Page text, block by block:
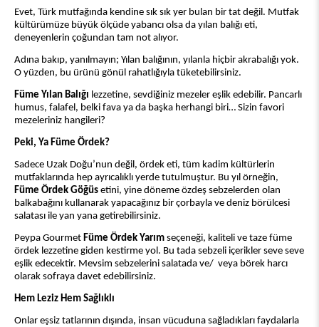
Evet, Türk mutfağında kendine sık sık yer bulan bir tat değil. Mutfak
kültürümüze büyük ölçüde yabancı olsa da yılan balığı eti,
deneyenlerin çoğundan tam not alıyor.
Adına bakıp, yanılmayın; Yılan balığının, yılanla hiçbir akrabalığı yok.
O yüzden, bu ürünü gönül rahatlığıyla tüketebilirsiniz.
Füme Yılan Balığı lezzetine, sevdiğiniz mezeler eşlik edebilir. Pancarlı
humus, falafel, belki fava ya da başka herhangi biri… Sizin favori
mezeleriniz hangileri?
Peki, Ya Füme Ördek?
Sadece Uzak Doğu’nun değil, ördek eti, tüm kadim kültürlerin
mutfaklarında hep ayrıcalıklı yerde tutulmuştur. Bu yıl örneğin,
Füme Ördek Göğüs etini, yine döneme özdeş sebzelerden olan
balkabağını kullanarak yapacağınız bir çorbayla ve deniz börülcesi
salatası ile yan yana getirebilirsiniz.
Peypa Gourmet Füme Ördek Yarım seçeneği, kaliteli ve taze füme
ördek lezzetine giden kestirme yol. Bu tada sebzeli içerikler seve seve
eşlik edecektir. Mevsim sebzelerini salatada ve/ veya börek harcı
olarak sofraya davet edebilirsiniz.
Hem Leziz Hem Sağlıklı
Onlar eşsiz tatlarının dışında, insan vücuduna sağladıkları faydalarla